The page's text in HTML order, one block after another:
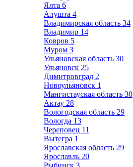
Ялта 6
Алушта 4
Владимирская область 34
Владимир 14
Ковров 5
Муром 3
Ульяновская область 30
Ульяновск 25
Димитровград 2
Новоульяновск 1
Мангистауская область 30
Актау 28
Вологодская область 29
Вологда 13
Череповец 11
Вытегра 1
Ярославская область 29
Ярославль 20
Рыбинск 3